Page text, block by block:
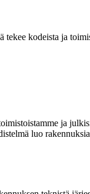
kodeista ja
ja
luo